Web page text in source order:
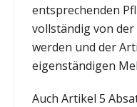
entsprechenden
vollständig von
werden und der
eigenständigen
Auch Artikel 5